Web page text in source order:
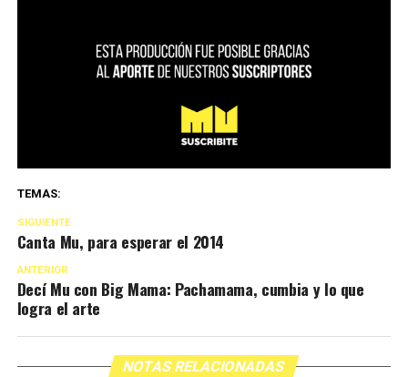
TEMAS:
SIGUIENTE
Canta Mu, para esperar el 2014
ANTERIOR
Decí Mu con Big Mama: Pachamama, cumbia y lo que
logra el arte
NOTAS RELACIONADAS